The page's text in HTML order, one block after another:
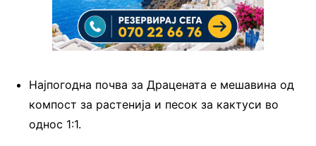
Најпогодна почва за Драцената е мешавина од
компост за растенија и песок за кактуси во
однос 1:1.